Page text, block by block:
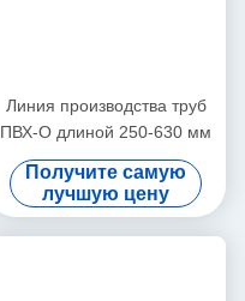
Линия производства труб
ПВХ-О длиной 250-630 мм
Получите самую
лучшую цену